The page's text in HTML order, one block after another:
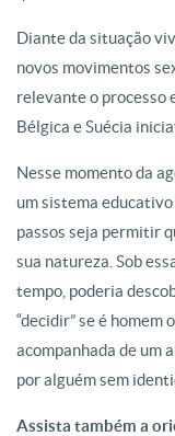
Diante da situação
novos movimentos
relevante o processo
Bélgica e Suécia
Nesse momento da
um sistema
passos seja permitir
sua natureza. Sob
tempo, poderia
“decidir” se é homem
acompanhada de um
por alguém sem
Assista também a